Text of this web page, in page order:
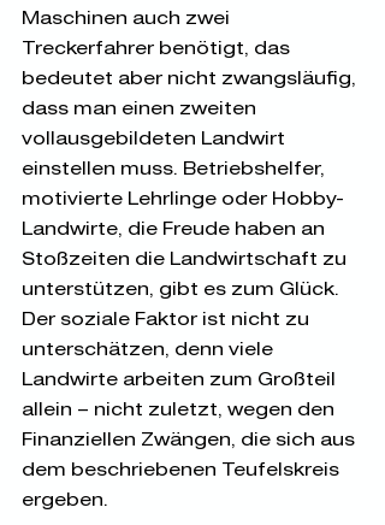
Maschinen auch zwei
Treckerfahrer benötigt, das
bedeutet aber nicht zwangsläufig,
dass man einen zweiten
vollausgebildeten Landwirt
einstellen muss. Betriebshelfer,
motivierte Lehrlinge oder Hobby-
Landwirte, die Freude haben an
Stoßzeiten die Landwirtschaft zu
unterstützen, gibt es zum Glück.
Der soziale Faktor ist nicht zu
unterschätzen, denn viele
Landwirte arbeiten zum Großteil
allein – nicht zuletzt, wegen den
Finanziellen Zwängen, die sich aus
dem beschriebenen Teufelskreis
ergeben.